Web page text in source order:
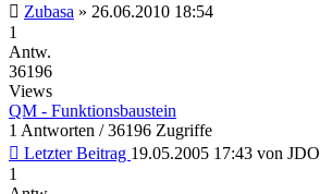
Zubasa » 26.06.2010 18:54
1
Antw.
36196
Views
QM - Funktionsbaustein
1 Antworten / 36196 Zugriffe
Letzter Beitrag 19.05.2005 17:43 von JDO
1